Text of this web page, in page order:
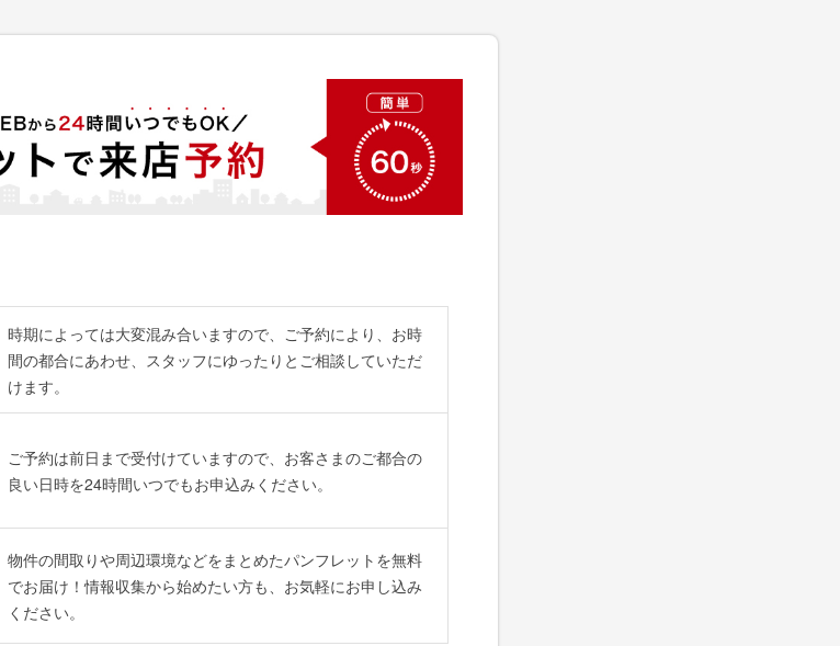
時期によっては大変混み合いますので、ご予約により、お時
間の都合にあわせ、スタッフにゆったりとご相談していただ
けます。
ご予約は前日まで受付けていますので、お客さまのご都合の
良い日時を24時間いつでもお申込みください。
物件の間取りや周辺環境などをまとめたパンフレットを無料
でお届け！情報収集から始めたい方も、お気軽にお申し込み
ください。